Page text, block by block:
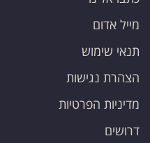
מייל אדום
תנאי שימוש
הצהרת נגישות
מדיניות הפרטיות
דרושים